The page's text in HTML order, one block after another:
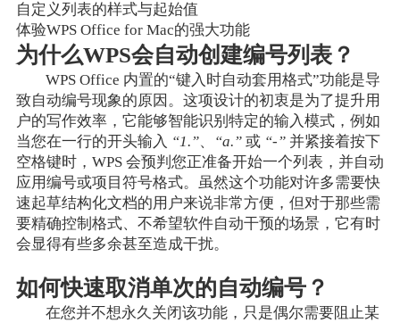
自定义列表的样式与起始值
体验WPS Office for Mac的强大功能
为什么WPS会自动创建编号列表？
WPS Office 内置的“键入时自动套用格式”功能是导
致自动编号现象的原因。这项设计的初衷是为了提升用
户的写作效率，它能够智能识别特定的输入模式，例如
当您在一行的开头输入 “1.”、 “a.”或 “-”并紧接着按下
空格键时，WPS 会预判您正准备开始一个列表，并自动
应用编号或项目符号格式。虽然这个功能对许多需要快
速起草结构化文档的用户来说非常方便，但对于那些需
要精确控制格式、不希望软件自动干预的场景，它有时
会显得有些多余甚至造成干扰。
如何快速取消单次的自动编号？
在您并不想永久关闭该功能，只是偶尔需要阻止某